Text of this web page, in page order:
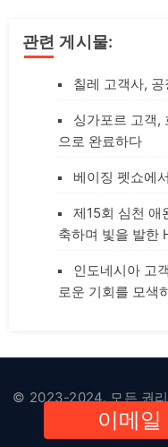
관련 게시물:
칠레 고객사,
싱가포르 고객,
으로 완료하다
베이징 펫쇼에
제15회 심천 애
축하며 빛을 발한
인도네시아 고
로운 기회를 모색
이메일
© 2023-2024. 모든 권
용품|